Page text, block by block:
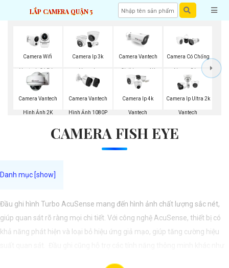
LẮP CAMERA QUẬN 5
Camera Wifi
Vantech Có Báo
Động
Camera Ip 3k
Vanech
Camera Vantech
Chất Lượng 4K
Camera Có Chống
Ngược Sáng
Vantech
Camera Vantech
Hình Ảnh 2K
Camera Vantech
Hình Ảnh 1080P
Camera Ip 4k
Vantech
Camera Ip Ultra 2k
Vantech
CAMERA FISH EYE
Đầu ghi hình Turbo AcuSense mang đến hình ảnh chất lượng sắc nét,
giúp quan sát rõ ràng mọi chi tiết. Với công nghệ AcuSense, thiết bị có
khả năng phát hiện và loại bỏ hiệu ứng giả mạo, giúp tăng cường hiệu